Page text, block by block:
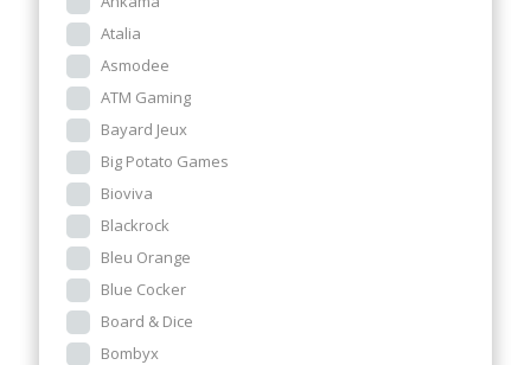
Atalia
Asmodee
ATM Gaming
Bayard Jeux
Big Potato Games
Bioviva
Blackrock
Bleu Orange
Blue Cocker
Board & Dice
Bombyx